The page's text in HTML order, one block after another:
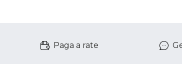
Paga a rate